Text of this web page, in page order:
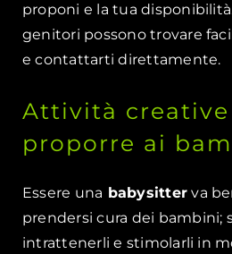
proponi e la tua
genitori possono trovare
e contattarti direttamente.
Attività creative
proporre ai
Essere una babysitter va
prendersi cura dei bambini;
intrattenerli e stimolarli in